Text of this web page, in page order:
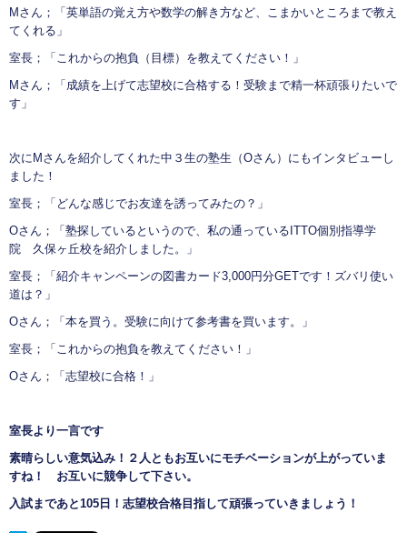
Mさん；「英単語の覚え方や数学の解き方など、こまかいところまで教え
てくれる」
室長；「これからの抱負（目標）を教えてください！」
Mさん；「成績を上げて志望校に合格する！受験まで精一杯頑張りたいで
す」
次にMさんを紹介してくれた中３生の塾生（Oさん）にもインタビューし
ました！
室長；「どんな感じでお友達を誘ってみたの？」
Oさん；「塾探しているというので、私の通っているITTO個別指導学
院 久保ヶ丘校を紹介しました。」
室長；「紹介キャンペーンの図書カード3,000円分GETです！ズバリ使い
道は？」
Oさん；「本を買う。受験に向けて参考書を買います。」
室長；「これからの抱負を教えてください！」
Oさん；「志望校に合格！」
室長より一言です
素晴らしい意気込み！２人ともお互いにモチベーションが上がっていま
すね！ お互いに競争して下さい。
入試まであと105日！志望校合格目指して頑張っていきましょう！